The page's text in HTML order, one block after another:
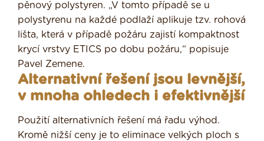
pěnový polystyren. „V tomto případě se u
polystyrenu na každé podlaží aplikuje tzv. rohová
lišta, která v případě požáru zajistí kompaktnost
krycí vrstvy ETICS po dobu požáru,“ popisuje
Pavel Zemene.
Alternativní řešení jsou levnější,
v mnoha ohledech i efektivnější
Použití alternativních řešení má řadu výhod.
Kromě nižší ceny je to eliminace velkých ploch s